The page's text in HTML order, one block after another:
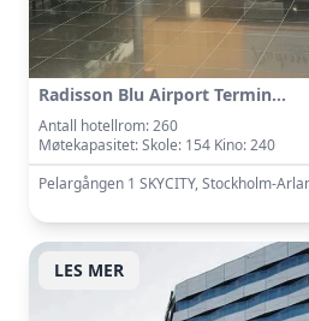
Radisson Blu Airport Terminal Hotel, Arlanda Airport
Antall hotellrom: 260
Møtekapasitet: Skole: 154 Kino: 240
Pelargången 1 SKYCITY, Stockholm-
LES MER